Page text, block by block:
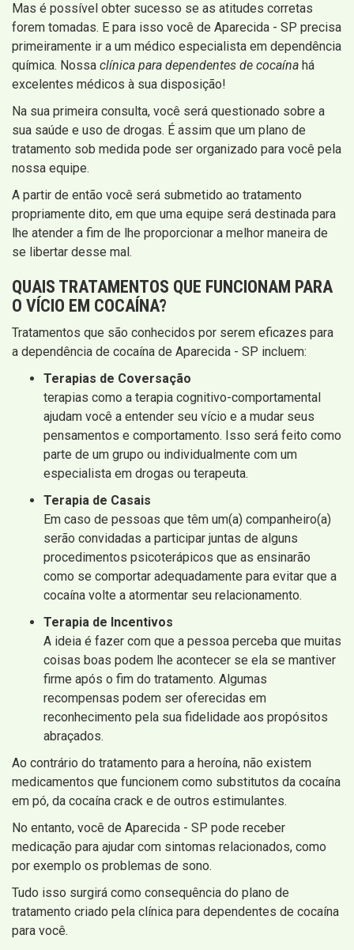
Mas é possível obter sucesso se as atitudes corretas
forem tomadas. E para isso você de Aparecida - SP precisa
primeiramente ir a um médico especialista em dependência
química. Nossa clínica para dependentes de cocaína há
excelentes médicos à sua disposição!
Na sua primeira consulta, você será questionado sobre a
sua saúde e uso de drogas. É assim que um plano de
tratamento sob medida pode ser organizado para você pela
nossa equipe.
A partir de então você será submetido ao tratamento
propriamente dito, em que uma equipe será destinada para
lhe atender a fim de lhe proporcionar a melhor maneira de
se libertar desse mal.
QUAIS TRATAMENTOS QUE FUNCIONAM PARA
O VÍCIO EM COCAÍNA?
Tratamentos que são conhecidos por serem eficazes para
a dependência de cocaína de Aparecida - SP incluem:
Terapias de Coversação
terapias como a terapia cognitivo-comportamental
ajudam você a entender seu vício e a mudar seus
pensamentos e comportamento. Isso será feito como
parte de um grupo ou individualmente com um
especialista em drogas ou terapeuta.
Terapia de Casais
Em caso de pessoas que têm um(a) companheiro(a)
serão convidadas a participar juntas de alguns
procedimentos psicoterápicos que as ensinarão
como se comportar adequadamente para evitar que a
cocaína volte a atormentar seu relacionamento.
Terapia de Incentivos
A ideia é fazer com que a pessoa perceba que muitas
coisas boas podem lhe acontecer se ela se mantiver
firme após o fim do tratamento. Algumas
recompensas podem ser oferecidas em
reconhecimento pela sua fidelidade aos propósitos
abraçados.
Ao contrário do tratamento para a heroína, não existem
medicamentos que funcionem como substitutos da cocaína
em pó, da cocaína crack e de outros estimulantes.
No entanto, você de Aparecida - SP pode receber
medicação para ajudar com sintomas relacionados, como
por exemplo os problemas de sono.
Tudo isso surgirá como consequência do plano de
tratamento criado pela clínica para dependentes de cocaína
para você.